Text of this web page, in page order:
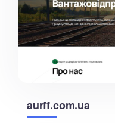
aurff.com.ua